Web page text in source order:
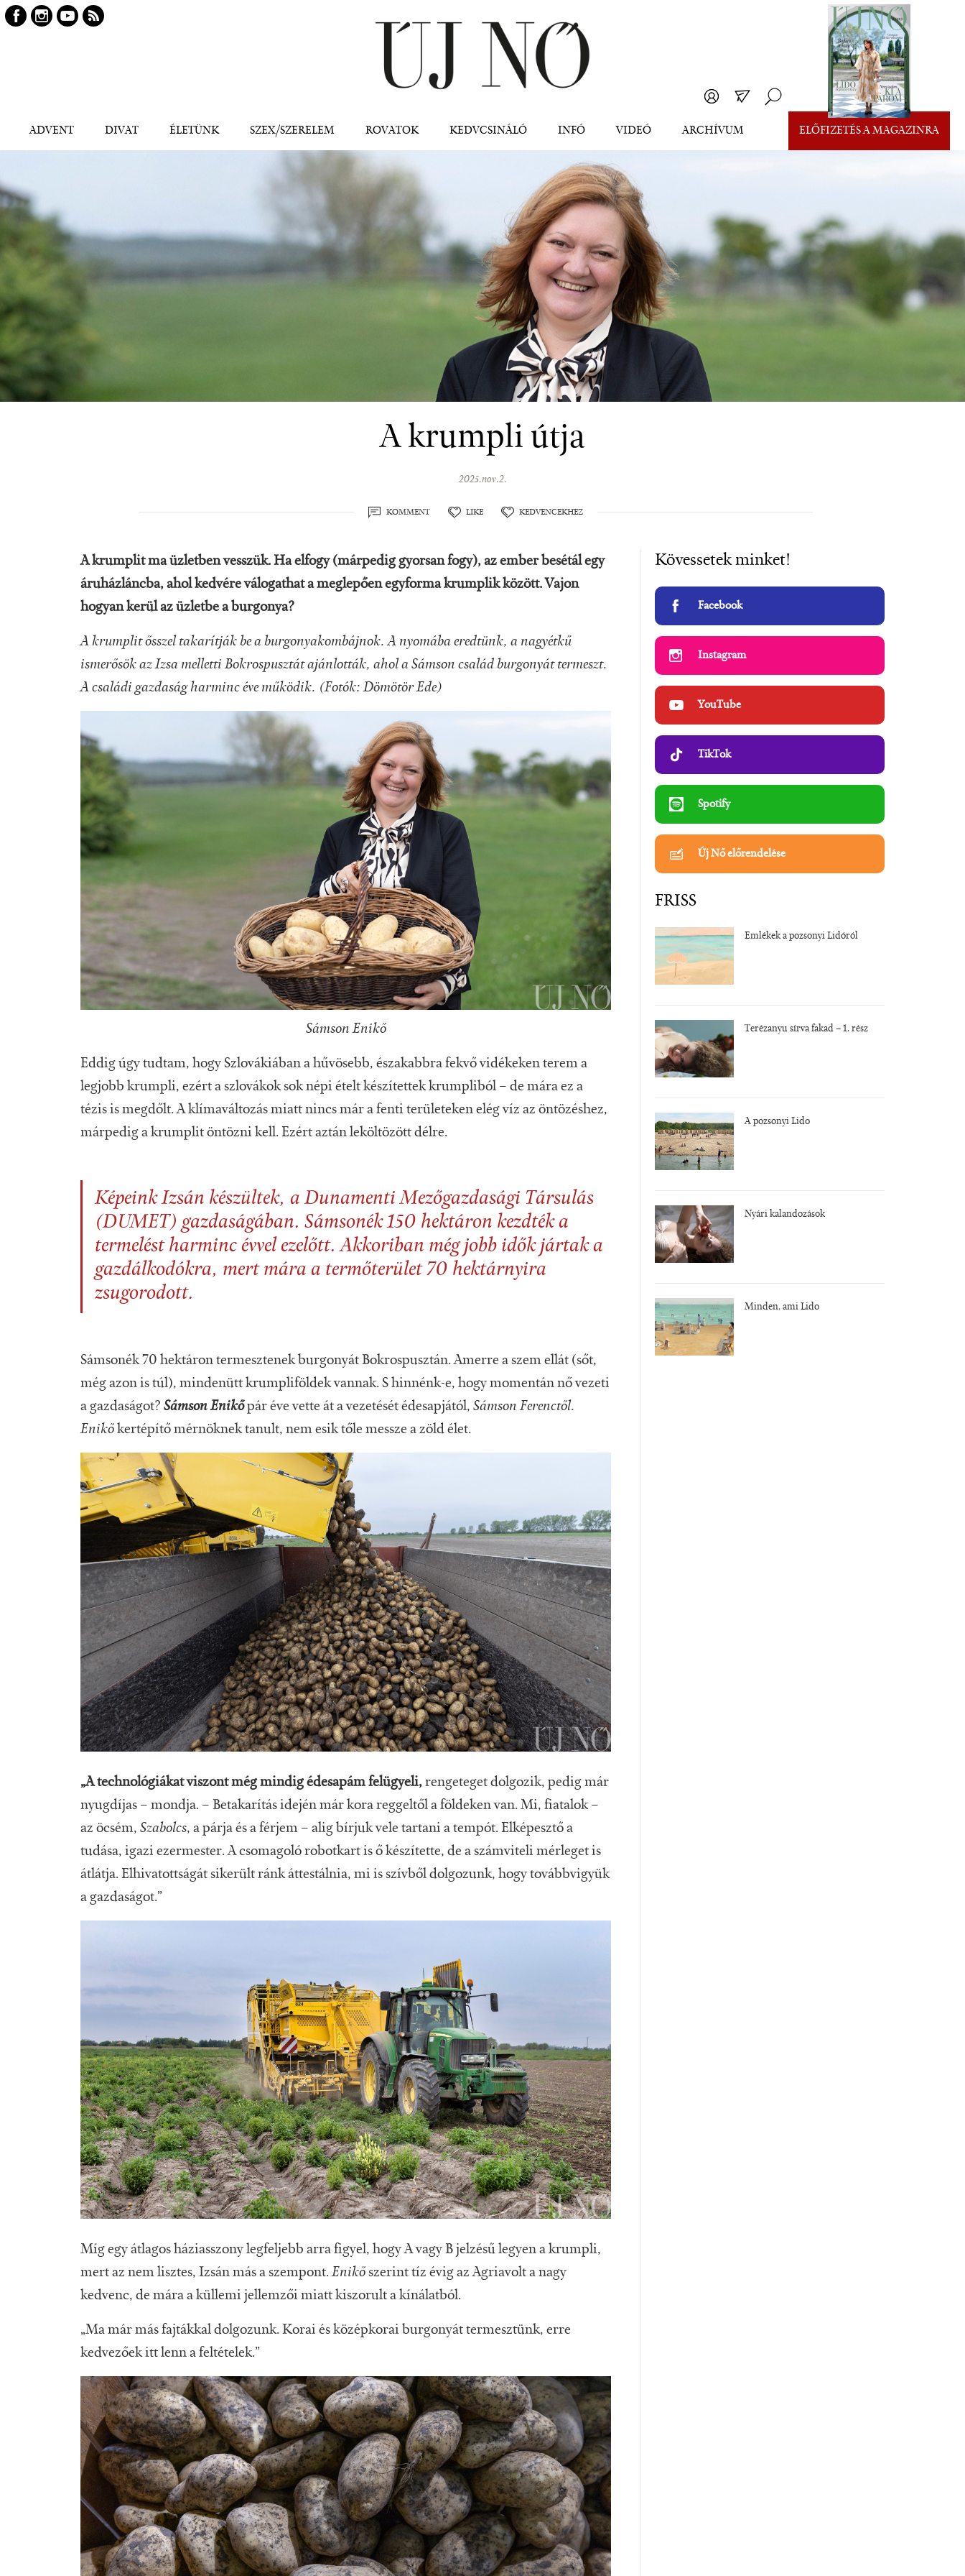
ADVENT DIVAT ÉLETÜNK SZEX/SZERELEM ROVATOK KEDVCSINÁLÓ INFÓ VIDEÓ ARCHÍVUM ELŐFIZETÉS A MAGAZINRA
A krumpli útja
2025.nov.2.
KOMMENT LIKE KEDVENCEKHEZ
A krumplit ma üzletben vesszük. Ha elfogy (márpedig gyorsan fogy), az ember besétál egy
áruházláncba, ahol kedvére válogathat a meglepően egyforma krumplik között. Vajon
hogyan kerül az üzletbe a burgonya?
A krumplit ősszel takarítják be a burgonyakombájnok. A nyomába eredtünk, a nagyétkű
ismerősök az Izsa melletti Bokrospusztát ajánlották, ahol a Sámson család burgonyát termeszt.
A családi gazdaság harminc éve működik. (Fotók: Dömötör Ede)
Sámson Enikő
Eddig úgy tudtam, hogy Szlovákiában a hűvösebb, északabbra fekvő vidékeken terem a
legjobb krumpli, ezért a szlovákok sok népi ételt készítettek krumpliból – de mára ez a
tézis is megdőlt. A klímaváltozás miatt nincs már a fenti területeken elég víz az öntözéshez,
márpedig a krumplit öntözni kell. Ezért aztán leköltözött délre.
Képeink Izsán készültek, a Dunamenti Mezőgazdasági Társulás
(DUMET) gazdaságában. Sámsonék 150 hektáron kezdték a
termelést harminc évvel ezelőtt. Akkoriban még jobb idők jártak a
gazdálkodókra, mert mára a termőterület 70 hektárnyira
zsugorodott.
Sámsonék 70 hektáron termesztenek burgonyát Bokrospusztán. Amerre a szem ellát (sőt,
még azon is túl), mindenütt krumpliföldek vannak. S hinnénk-e, hogy momentán nő vezeti
a gazdaságot? Sámson Enikőpár éve vette át a vezetését édesapjától, Sámson Ferenctől.
Enikő kertépítő mérnöknek tanult, nem esik tőle messze a zöld élet.
„A technológiákat viszont még mindig édesapám felügyeli, rengeteget dolgozik, pedig már
nyugdíjas – mondja. – Betakarítás idején már kora reggeltől a földeken van. Mi, fiatalok –
az öcsém, Szabolcs, a párja és a férjem – alig bírjuk vele tartani a tempót. Elképesztő a
tudása, igazi ezermester. A csomagoló robotkart is ő készítette, de a számviteli mérleget is
átlátja. Elhivatottságát sikerült ránk áttestálnia, mi is szívből dolgozunk, hogy továbbvigyük
a gazdaságot.”
Míg egy átlagos háziasszony legfeljebb arra figyel, hogy A vagy B jelzésű legyen a krumpli,
mert az nem lisztes, Izsán más a szempont.Enikő szerint tíz évig az Agriavolt a nagy
kedvenc, de mára a küllemi jellemzői miatt kiszorult a kínálatból.
„Ma már más fajtákkal dolgozunk. Korai és középkorai burgonyát termesztünk, erre
kedvezőek itt lenn a feltételek.”
Kövessetek minket!
Facebook
Instagram
YouTube
TikTok
Spotify
Új Nő előrendelése
FRISS
Emlékek a pozsonyi Lidóról
Terézanyu sírva fakad – 1. rész
A pozsonyi Lido
Nyári kalandozások
Minden, ami Lido